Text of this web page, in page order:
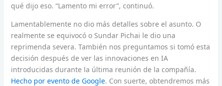
qué dijo eso. “Lamento mi error”, continuó.
Lamentablemente no dio más detalles sobre el asunto. O
realmente se equivocó o Sundar Pichai le dio una
reprimenda severa. También nos preguntamos si tomó esta
decisión después de ver las innovaciones en IA
introducidas durante la última reunión de la compañía.
Hecho por evento de Google. Con suerte, obtendremos más